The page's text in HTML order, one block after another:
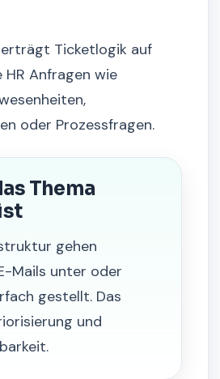
Ticketlogik auf
Anfragen wie
oder Prozessfragen.
Thema
gehen
Mails unter oder
gestellt. Das
und